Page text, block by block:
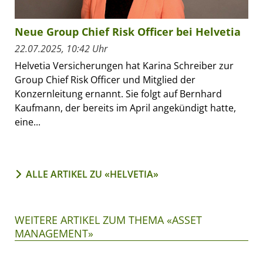
Neue Group Chief Risk Officer bei Helvetia
22.07.2025, 10:42 Uhr
Helvetia Versicherungen hat Karina Schreiber zur
Group Chief Risk Officer und Mitglied der
Konzernleitung ernannt. Sie folgt auf Bernhard
Kaufmann, der bereits im April angekündigt hatte,
eine...
ALLE ARTIKEL ZU «HELVETIA»
WEITERE ARTIKEL ZUM THEMA «ASSET
MANAGEMENT»